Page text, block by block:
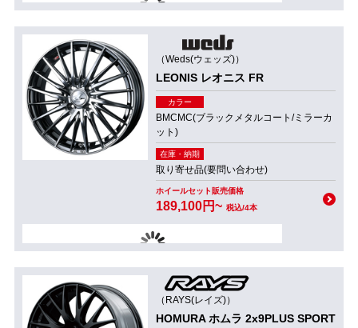
（Weds(ウェッズ)）
LEONIS レオニス FR
カラー
BMCMC(ブラックメタルコート/ミラーカ
ット)
在庫・納期
取り寄せ品(要問い合わせ)
ホイールセット販売価格
189,100円~ 税込/4本
（RAYS(レイズ)）
HOMURA ホムラ 2x9PLUS SPORT